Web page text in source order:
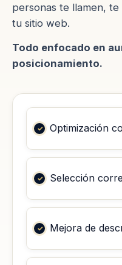
personas te llamen,
tu sitio web.
Todo enfocado en
posicionamiento.
Optimización
Selección
Mejora de